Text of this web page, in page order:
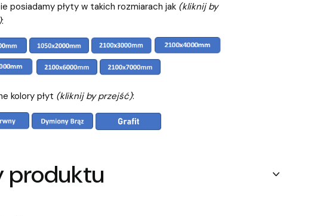
posiadamy płyty w takich rozmiarach jak (kliknij by
:
kolory płyt (kliknij by przejść):
produktu